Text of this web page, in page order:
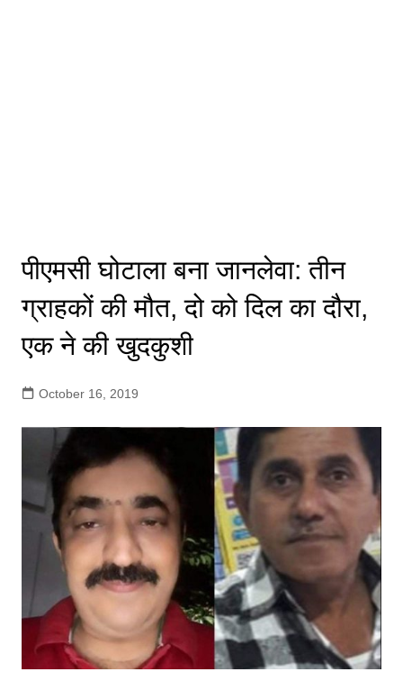
पीएमसी घोटाला बना जानलेवा: तीन
ग्राहकों की मौत, दो को दिल का दौरा,
एक ने की खुदकुशी
October 16, 2019